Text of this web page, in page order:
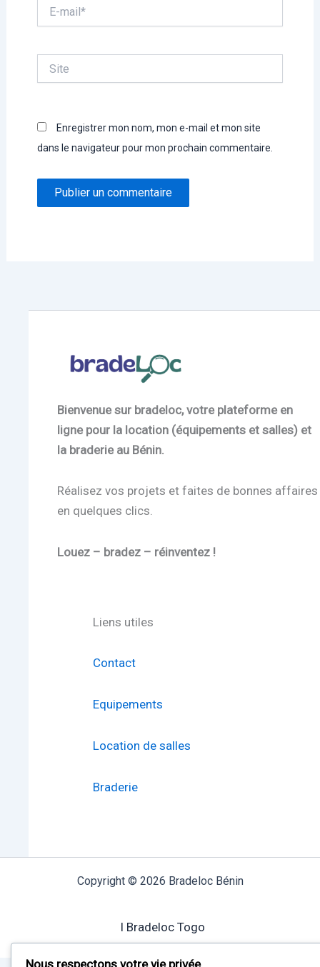
mail*
Enregistrer mon nom, mon e-mail et mon site
dans le navigateur pour mon prochain commentaire.
Bienvenue sur bradeloc, votre plateforme en
ligne pour la location (équipements et salles) et
la braderie au Bénin.
Réalisez vos projets et faites de bonnes affaires
en quelques clics.
Louez – bradez – réinventez !
Liens utiles
Contact
Equipements
Location de salles
Braderie
Copyright © 2026 Bradeloc Bénin
I Bradeloc Togo